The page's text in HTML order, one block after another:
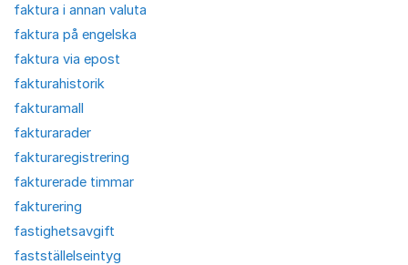
faktura i annan valuta
faktura på engelska
faktura via epost
fakturahistorik
fakturamall
fakturarader
fakturaregistrering
fakturerade timmar
fakturering
fastighetsavgift
fastställelseintyg